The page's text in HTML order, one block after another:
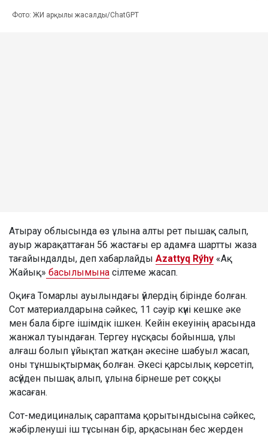
Фото: ЖИ арқылы жасалды/ChatGPT
Атырау облысында өз ұлына алты рет пышақ салып,
ауыр жарақаттаған 56 жастағы ер адамға шартты жаза
тағайындалды, деп хабарлайды Azattyq Rýhy «Ақ
Жайық» басылымына сілтеме жасап.
Оқиға Томарлы ауылындағы үйлердің бірінде болған.
Сот материалдарына сәйкес, 11 сәуір күні кешке әке
мен бала бірге ішімдік ішкен. Кейін екеуінің арасында
жанжал туындаған. Тергеу нұсқасы бойынша, ұлы
алғаш болып ұйықтап жатқан әкесіне шабуыл жасап,
оны тұншықтырмақ болған. Әкесі қарсылық көрсетіп,
асүйден пышақ алып, ұлына бірнеше рет соққы
жасаған.
Сот-медициналық сараптама қорытындысына сәйкес,
жәбірленуші іш тұсынан бір, арқасынан бес жерден